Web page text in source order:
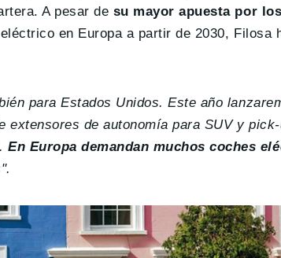
A pesar de su mayor apuesta por
en Europa a partir de 2030, Filosa
para Estados Unidos. Este año
de autonomía para SUV y
En Europa demandan muchos coches